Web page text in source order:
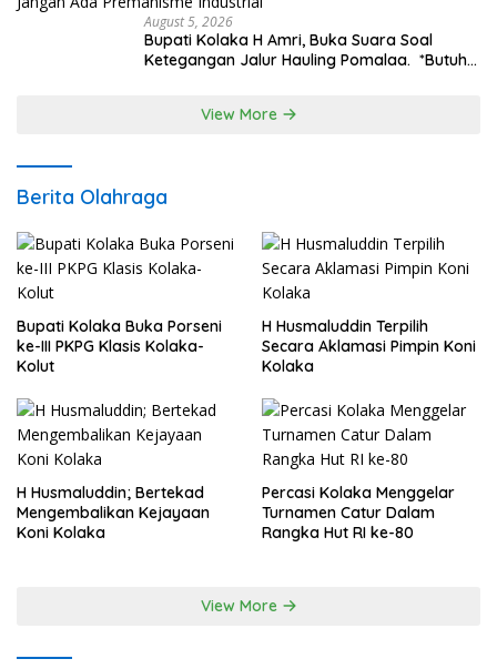
August 5, 2026
Bupati Kolaka H Amri, Buka Suara Soal
Ketegangan Jalur Hauling Pomalaa. *Butuh
View More
Berita Olahraga
Bupati Kolaka Buka Porseni
ke-III PKPG Klasis Kolaka-
Kolut
H Husmaluddin Terpilih
Secara Aklamasi Pimpin Koni
Kolaka
H Husmaluddin; Bertekad
Mengembalikan Kejayaan
Koni Kolaka
Percasi Kolaka Menggelar
Turnamen Catur Dalam
Rangka Hut RI ke-80
View More